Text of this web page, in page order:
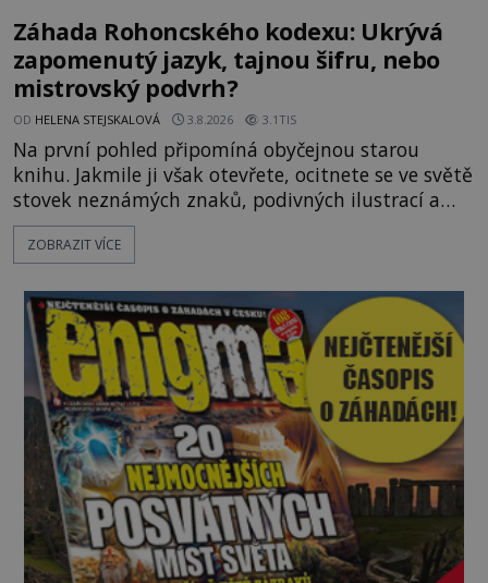
Záhada Rohoncského kodexu: Ukrývá
zapomenutý jazyk, tajnou šifru, nebo
mistrovský podvrh?
OD HELENA STEJSKALOVÁ 3.8.2026 3.1TIS
Na první pohled připomíná obyčejnou starou
knihu. Jakmile ji však otevřete, ocitnete se ve světě
stovek neznámých znaků, podivných ilustrací a
textu, který už téměř dvě století vzdoruje všem
pokusům o rozluštění. Rohoncský kodex patří mezi
jistotou neví, kdo jej napsal, kdy vznikl ani co
vlastně vypráví. Rohoncský kodex se poprvé
objevuje v roce
ZOBRAZIT VÍCE